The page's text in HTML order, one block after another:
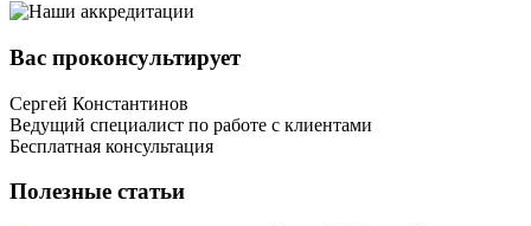
Вас проконсультирует
Сергей Константинов
Ведущий специалист по работе с клиентами
Бесплатная консультация
Полезные статьи